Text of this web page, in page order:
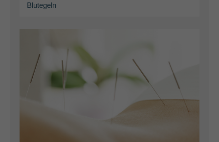
Blutegeln